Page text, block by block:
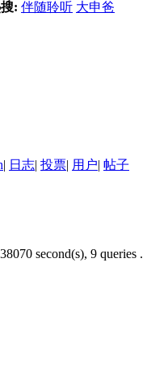
: 伴随聆听 大申爸
| 日志| 投票| 用户| 帖子
second(s), 9 queries .